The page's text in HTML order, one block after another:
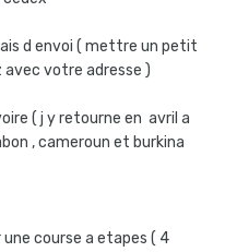
d envoi ( mettre un petit
avec votre adresse )
( j y retourne en avril a
, cameroun et burkina
course a etapes ( 4